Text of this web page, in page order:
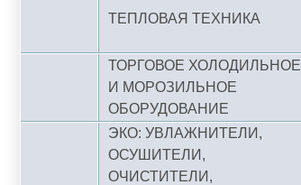
ТЕПЛОВАЯ ТЕХНИКА
ТОРГОВОЕ ХОЛОДИЛЬНОЕ
И МОРОЗИЛЬНОЕ
ОБОРУДОВАНИЕ
ЭКО: УВЛАЖНИТЕЛИ,
ОСУШИТЕЛИ,
ОЧИСТИТЕЛИ,